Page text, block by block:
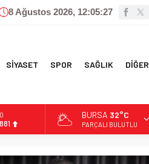
8 Ağustos 2026, 12:05:28
SİYASET SPOR SAĞLIK DİĞER
BURSA 32°C
PARÇALI BULUTLU